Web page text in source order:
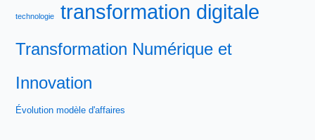
technologie transformation digitale
Transformation Numérique et
Innovation
Évolution modèle d'affaires